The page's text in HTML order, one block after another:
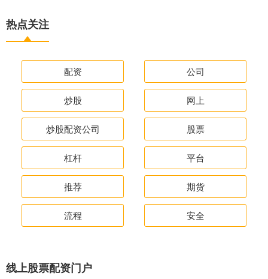
热点关注
配资 公司
炒股 网上
炒股配资公司 股票
杠杆 平台
推荐 期货
流程 安全
线上股票配资门户